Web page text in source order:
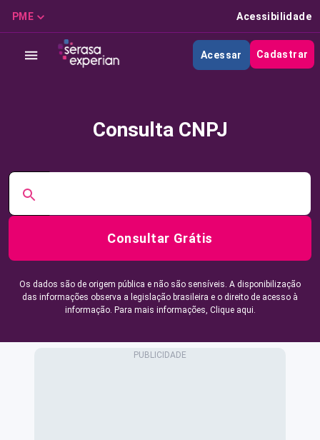
PME Acessibilidade
Acessar Cadastrar
Consulta CNPJ
Consultar Grátis
Os dados são de origem pública e não são sensíveis. A disponibilização
das informações observa a legislação brasileira e o direito de acesso à
informação. Para mais informações, Clique aqui.